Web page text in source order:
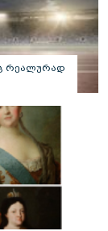
რეალურად